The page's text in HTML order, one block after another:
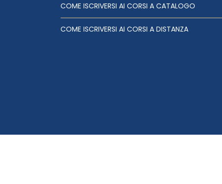
COME ISCRIVERSI AI CORSI A CATALOGO
COME ISCRIVERSI AI CORSI A DISTANZA